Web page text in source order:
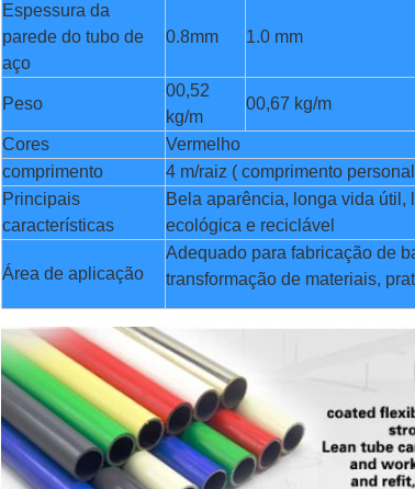
Espessura da
parede do tubo de
aço
0.8mm 1.0 mm
Peso
00,52
kg/m
00,67 kg/m
Cores
Vermelho
comprimento
4 m/raiz ( comprimento
Principais
características
Bela aparência, longa vida útil,
ecológica e reciclável
Área de aplicação
Adequado para fabricação de
transformação de materiais,